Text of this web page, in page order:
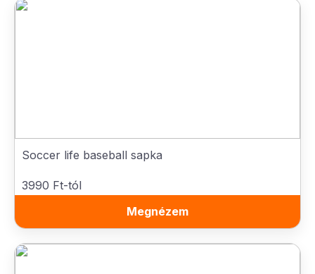
Soccer life baseball sapka
3990 Ft-tól
Megnézem